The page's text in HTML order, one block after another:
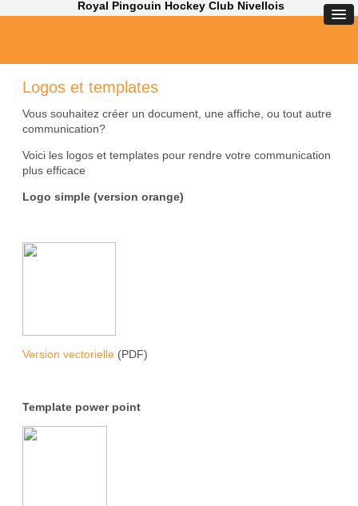
Royal Pingouin Hockey Club Nivellois
Logos et templates
Vous souhaitez créer un document, une affiche, ou tout autre
communication?
Voici les logos et templates pour rendre votre communication
plus efficace
Logo simple (version orange)
Version vectorielle (PDF)
Template power point